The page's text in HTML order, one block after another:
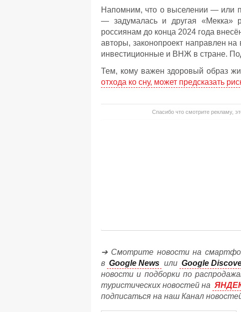
Напомним, что о выселении — или
— задумалась и другая «Мекка»
россиянам до конца 2024 года
авторы, законопроект направлен
инвестиционные и ВНЖ в стране.
Тем, кому важен здоровый образ
отхода ко сну, может предсказать
Спасибо что смотрите рекламу,
➔ Смотрите новости на
в Google News или Google
новости и подборки по
туристических новостей на
подписаться на наш Канал